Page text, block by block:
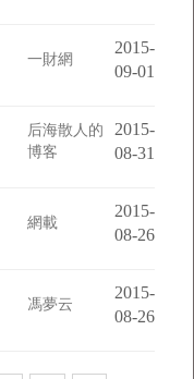
一財網
2015-
09-01
后海散人的
博客
2015-
08-31
網載
2015-
08-26
馮夢云
2015-
08-26